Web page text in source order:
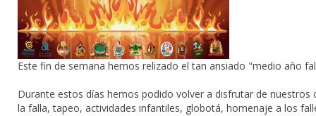
Este fin de semana hemos relizado el tan ansiado "medio año
Durante estos días hemos podido volver a disfrutar de
la falla, tapeo, actividades infantiles, globotá, homenaje a los